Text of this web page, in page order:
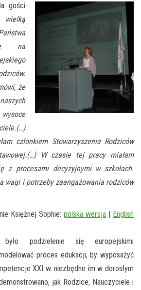
gości
na
że
członkiem Stowarzyszenia Rodziców
W czasie tej pracy miałam
z procesami decyzyjnymi w szkołach.
wagi i potrzeby zaangażowania rodziców
Księżnej Sophie: polska wersja | English
podzielenie się europejskimi
proces edukacji, by wyposażyć
XXI w. niezbędne im w dorosłym
jak Rodzice, Nauczyciele i